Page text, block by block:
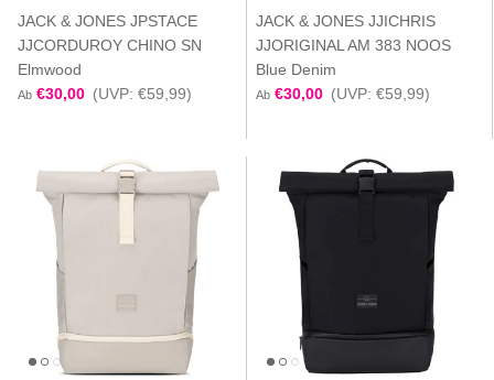
JACK & JONES JPSTACE
JJCORDUROY CHINO SN
Elmwood
Ab €30,00 (UVP: €59,99)
JACK & JONES JJICHRIS
JJORIGINAL AM 383 NOOS
Blue Denim
Ab €30,00 (UVP: €59,99)